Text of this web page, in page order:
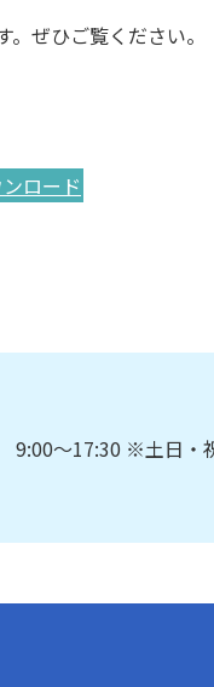
ぜひご覧ください。
ロード
9:00～17:30 ※土日・